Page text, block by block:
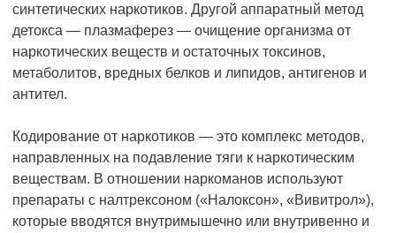
синтетических наркотиков. Другой аппаратный метод
детокса — плазмаферез — очищение организма от
наркотических веществ и остаточных токсинов,
метаболитов, вредных белков и липидов, антигенов и
антител.
Кодирование от наркотиков — это комплекс методов,
направленных на подавление тяги к наркотическим
веществам. В отношении наркоманов используют
препараты с налтрексоном («Налоксон», «Вивитрол»),
которые вводятся внутримышечно или внутривенно и